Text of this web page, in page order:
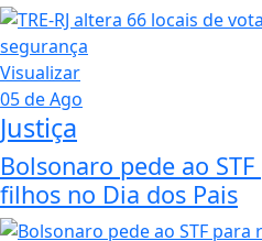
Visualizar
05 de Ago
Justiça
Bolsonaro pede ao
filhos no Dia dos Pais